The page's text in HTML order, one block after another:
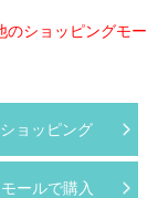
のショッピングモー
ョッピング
ールで購入